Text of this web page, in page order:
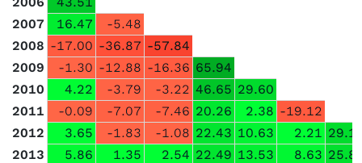
2007
16.47
-5.48
2008 -17.00 -36.87 -57.84
2009
-1.30 -12.88 -16.36 65.94
2010
4.22 -3.79 -3.22 46.65 29.60
2011
-0.09 -7.07 -7.46 20.26 2.38 -19.12
2012
3.65 -1.83 -1.08 22.43 10.63 2.21
2013
5.86 1.35 2.54 22.49 13.53 8.63